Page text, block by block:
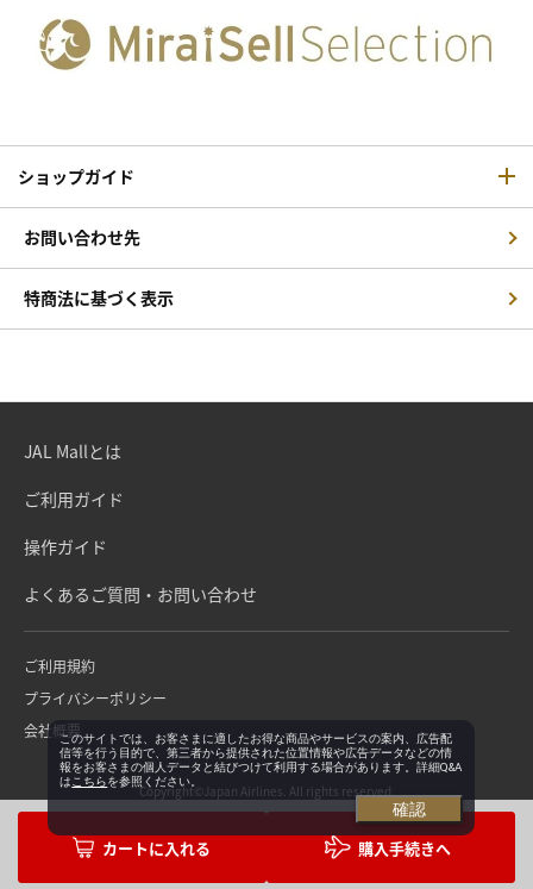
購入手続きへ
ショップガイド
お問い合わせ先
特商法に基づく表示
JAL Mallとは
ご利用ガイド
操作ガイド
よくあるご質問・お問い合わせ
ご利用規約
プライバシーポリシー
会社概要
Copyright©Japan Airlines. All rights reserved.
このサイトでは、お客さまに適したお得な商品やサービスの案内、広告配
信等を行う目的で、第三者から提供された位置情報や広告データなどの情
報をお客さまの個人データと結びつけて利用する場合があります。詳細Q&A
は こちらを参照ください。
確認